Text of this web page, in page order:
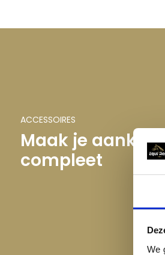
We
ACCESSOIRES
Maak je
compleet